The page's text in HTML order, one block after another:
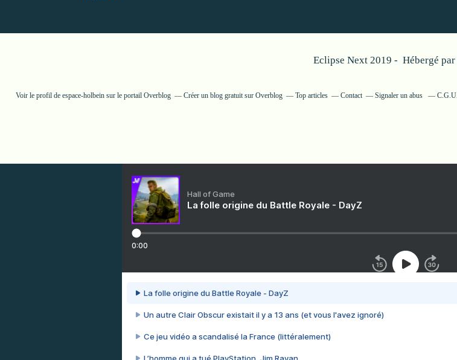
Eclipse Next 2019 - Hébergé par
Voir le profil de espace-holbeinsur le portail Overblog Créer un blog gratuit sur Overblog Top articles Contact Signaler un abus C.G.U.
Hall of Game
La folle origine du Battle Royale - DayZ
0:00
La folle origine du Battle Royale - DayZ
Un autre Clair Obscur existait il y a 13 ans (et vous l'avez ignoré)
Ce jeu vidéo a scandalisé la France (littéralement)
L’homme qui a tué PlayStation, Jim Rayan